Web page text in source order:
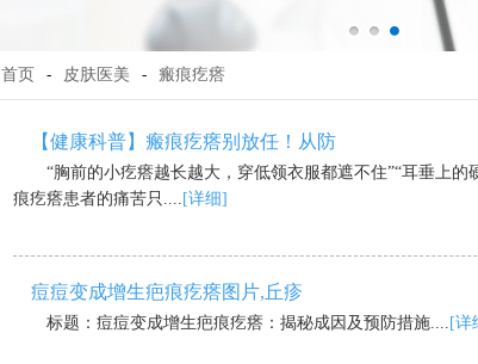
首页 - 皮肤医美 - 瘢痕疙瘩
【健康科普】瘢痕疙瘩别放任！从防
“胸前的小疙瘩越长越大，穿低领衣服都遮不住”“耳垂上
痕疙瘩患者的痛苦只....
[详细]
痘痘变成增生疤痕疙瘩图片,丘疹
标题：痘痘变成增生疤痕疙瘩：揭秘成因及预防措施.... [详